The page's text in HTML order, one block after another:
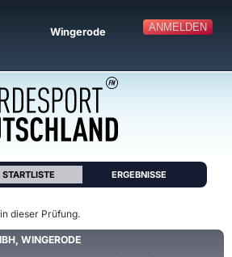
ANMELDEN
Wingerode
STARTLISTE ERGEBNISSE
dieser Prüfung.
WINGERODE